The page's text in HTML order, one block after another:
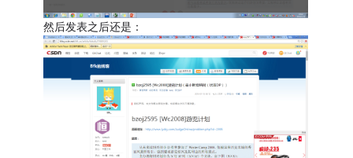
然后发表之后还是：